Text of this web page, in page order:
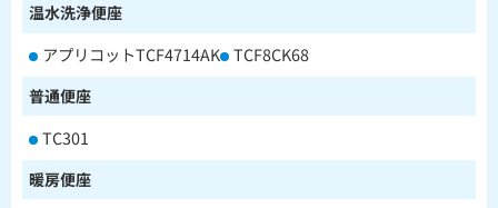
温水洗浄便座
アプリコットTCF4714AK TCF8CK68
普通便座
TC301
暖房便座